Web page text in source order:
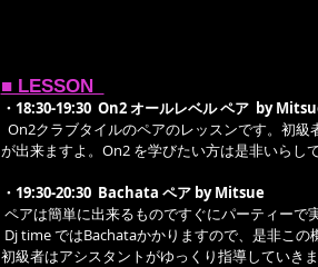
■ LESSON
・18:30-19:30  On2 オールレベル ペア  by
が出来ますよ。On2 を学びたい方は是非いらし
・19:30-20:30  Bachata ペア by Mitsue
ペアは簡単に出来るものですぐにパーティーで
Dj time ではBachataかかりますので、是非こ
初級者はアシスタントがゆっくり指導していき